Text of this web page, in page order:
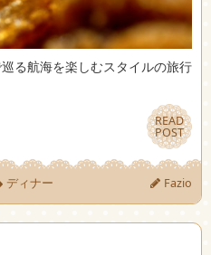
る航海を楽しむスタイルの旅行
READ
POST
READ
POST
ディナー Fazio